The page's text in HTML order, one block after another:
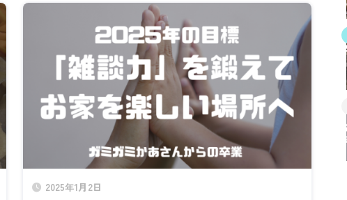
2025年1月2日